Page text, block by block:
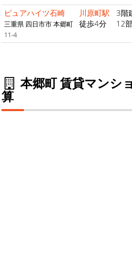
ピュアハイツ石崎
三重県 四日市市 本郷町
11-4
川原町駅
徒歩4分
3階
12
本郷町 賃貸マンシ
算